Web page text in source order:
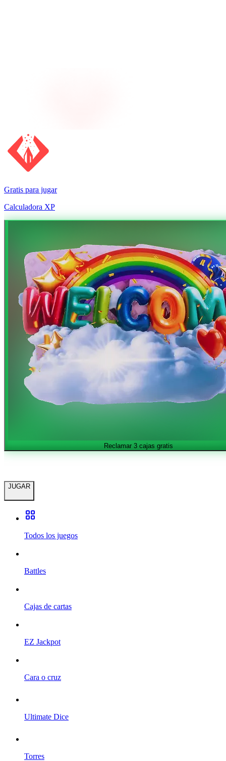
Gratis para jugar
Calculadora XP
Reclamar 3 cajas gratis
JUGAR
Todos los juegos
Battles
Cajas de cartas
EZ Jackpot
Cara o cruz
Ultimate Dice
Torres